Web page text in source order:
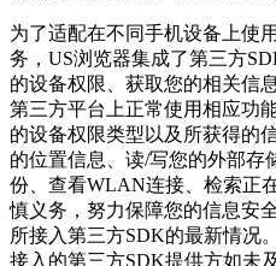
为了适配在不同手机设备上使
务，US浏览器集成了第三方
的设备权限、获取您的相关信
第三方平台上正常使用相应功
的设备权限类型以及所获得的
的位置信息、读/写您的外部存
份、查看WLAN连接、检索正
慎义务，努力保障您的信息安
所接入第三方SDK的最新情况
接入的第三方SDK提供方如未